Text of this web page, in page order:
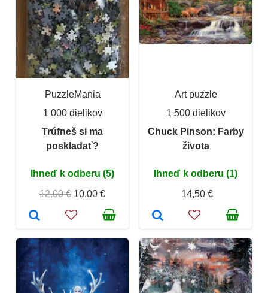
PuzzleMania
1 000 dielikov
Trúfneš si ma
poskladať?
Ihneď k odberu (5)
12,00 € 10,00 €
Art puzzle
1 500 dielikov
Chuck Pinson: Farby
života
Ihneď k odberu (1)
14,50 €